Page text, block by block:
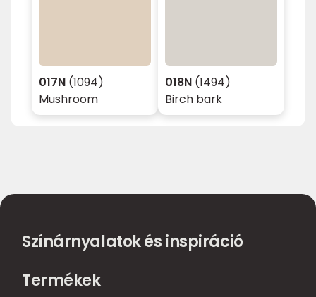
017N (1094)
Mushroom
018N (1494)
Birch bark
Színárnyalatok és inspiráció
Termékek